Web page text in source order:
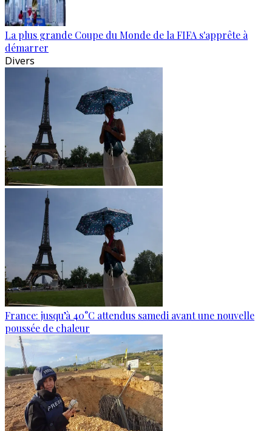
La plus grande Coupe du Monde de la FIFA s'apprête à
démarrer
Divers
France: jusqu’à 40°C attendus samedi avant une nouvelle
poussée de chaleur